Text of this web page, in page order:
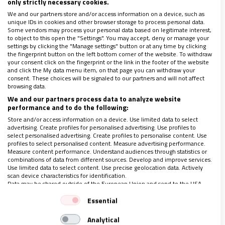
Un verano para alzar la mirada, coordinado
por Esperanza Vela
IGLESIA EN ESPAÑA
La CONFER se compromete con el ‘todos,
todos, todos’
Cara a cara Sánchez-León XIV: 45 minutos
de “sintonía”
Málaga indemnizaría a las víctimas del
‘padre Fran’
relación “fluida y estable” con la Iglesia
Aliados por la Integración profesionaliza el
We and our partners store and/or access information on a device, such as
unique IDs in cookies and other browser storage to process personal data.
Some vendors may process your personal data based on legitimate interest,
to object to this open the "Settings". You may accept, deny or manage your
settings by clicking the "Manage settings" button or at any time by clicking
the fingerprint button on the left bottom corner of the website. To withdraw
your consent click on the fingerprint or the link in the footer of the website
and click the My data menu item, on that page you can withdraw your
consent. These choices will be signaled to our partners and will not affect
browsing data.
We and our partners process data to analyze website
performance and to do the following:
Store and/or access information on a device. Use limited data to select
advertising. Create profiles for personalised advertising. Use profiles to
select personalised advertising. Create profiles to personalise content. Use
profiles to select personalised content. Measure advertising performance.
Measure content performance. Understand audiences through statistics or
combinations of data from different sources. Develop and improve services.
Use limited data to select content. Use precise geolocation data. Actively
scan device characteristics for identification.
Data may be shared outside of the European Union and send to the USA.
Your consent and the cookie policy applies solely to this website/app.
View Partner List (1 IAB Vendors)
We use your data for the following purposes:
Essential
Analytical